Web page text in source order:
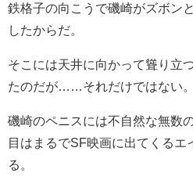
鉄格子の向こうで磯崎がズボン
したからだ。
そこには天井に向かって聳り立
たのだが……それだけではない。
磯崎のペニスには不自然な無数
目はまるでSF映画に出てくるエ
る。